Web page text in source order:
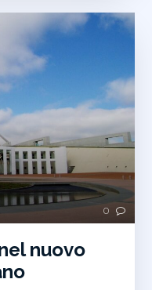
orientato
al
0
nuovo